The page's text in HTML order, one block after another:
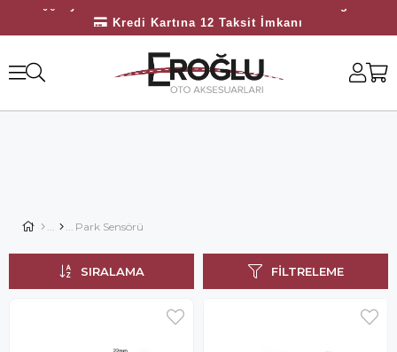
Bayilerimize Özel 10.000 TL Üzeri Ücretsiz Kargo
Park Sensörü
FILTRELEME
SIRALAMA